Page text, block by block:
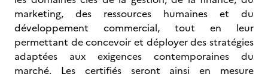
marketing, des ressources humaines et du
développement commercial, tout en leur
permettant de concevoir et déployer des stratégies
adaptées aux exigences contemporaines du
marché. Les certifiés seront ainsi en mesure